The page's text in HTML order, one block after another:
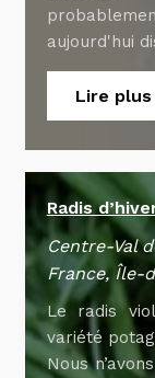
aujourd'hui
Lire plus
Radis
Centre-Val
France, Île-
Le radis
variété
Nous